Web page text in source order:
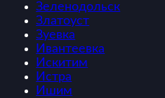
Зеленодольск
Златоуст
Зуевка
Ивантеевка
Искитим
Истра
Ишим